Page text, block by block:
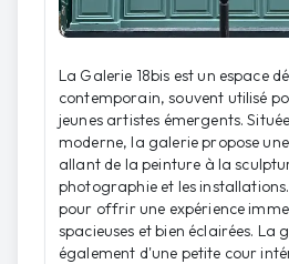
La Galerie 18bis est un espace
contemporain, souvent utilisé
jeunes artistes émergents.
moderne, la galerie propose
allant de la peinture à la
photographie et les
pour offrir une expérience
spacieuses et bien éclairées. La
également d'une petite cour